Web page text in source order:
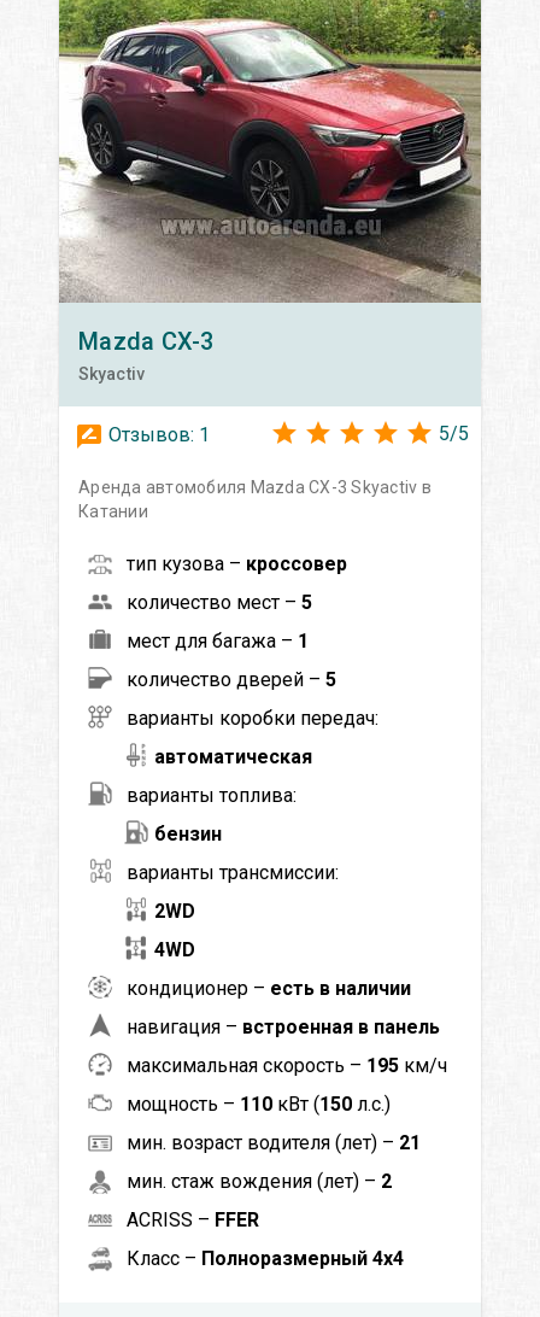
Mazda CX-3
Skyactiv
Отзывов: 1 5/5
Аренда автомобиля Mazda CX-3 Skyactiv в
Катании
тип кузова – кроссовер
количество мест – 5
мест для багажа – 1
количество дверей – 5
варианты коробки передач:
автоматическая
варианты топлива:
бензин
варианты трансмиссии:
2WD
4WD
кондиционер – есть в наличии
навигация – встроенная в панель
максимальная скорость – 195 км/ч
мощность – 110 кВт (150 л.с.)
мин. возраст водителя (лет) – 21
мин. стаж вождения (лет) – 2
ACRISS – FFER
Класс – Полноразмерный 4x4